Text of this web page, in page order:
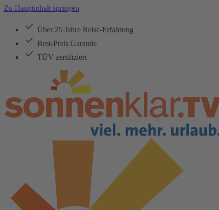
Zu Hauptinhalt springen
Über 25 Jahre Reise-Erfahrung
Best-Preis Garantie
TÜV zertifiziert